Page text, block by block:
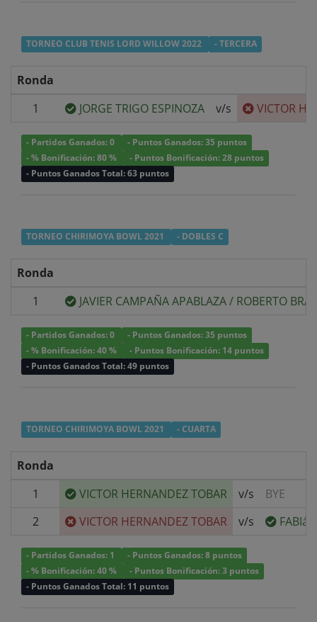
TORNEO CLUB TENIS LORD WILLOW 2022 - TERCERA
Ronda
1
JORGE TRIGO ESPINOZA v/s VICTOR
- Partidos Ganados: 0
- Puntos Ganados: 35 puntos
- % Bonificación: 80 %
- Puntos Bonificación: 28 puntos
- Puntos Ganados Total: 63 puntos
TORNEO CHIRIMOYA BOWL 2021 - DOBLES C
Ronda
1
JAVIER CAMPAÑA APABLAZA/ ROBERTO
- Partidos Ganados: 0
- Puntos Ganados: 35 puntos
- % Bonificación: 40 %
- Puntos Bonificación: 14 puntos
- Puntos Ganados Total: 49 puntos
TORNEO CHIRIMOYA BOWL 2021 - CUARTA
Ronda
1
VICTOR HERNANDEZ TOBAR v/s
BYE
2
VICTOR HERNANDEZ TOBAR v/s
- Partidos Ganados: 1
- Puntos Ganados: 8 puntos
- % Bonificación: 40 %
- Puntos Bonificación: 3 puntos
- Puntos Ganados Total: 11 puntos